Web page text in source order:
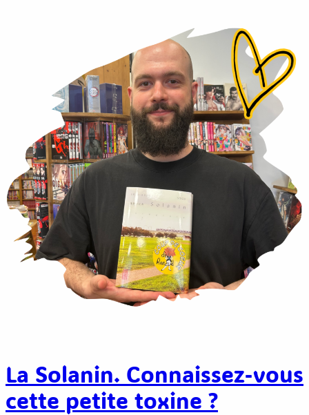
La Solanin. Connaissez-vous
cette petite toxine ?